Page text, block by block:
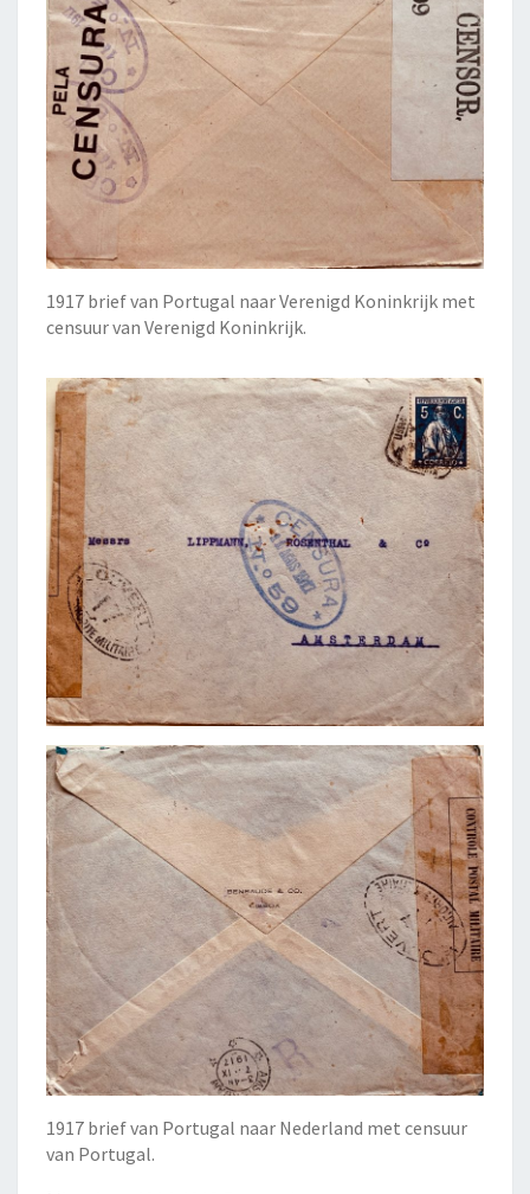
1917 brief van Portugal naar Verenigd Koninkrijk met
censuur van Verenigd Koninkrijk.
1917 brief van Portugal naar Nederland met censuur
van Portugal.